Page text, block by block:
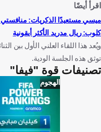
باريس سان جيرمان ضد آرسنال
باريس ضد باريس سان جيرمان
لانس ضد باريس سان جيرمان
المغرب
النرويج
البرازيل فرنسا
اقرأ أيضًا
ميسي مستعيدًا الذكريات:
كلوب: ريال مدريد الأكثر أيقونية
ويُعد هذا اللقاء العلني الأول بين
توثق هذه الجلسة الودية.
تصنيفات قوة "فيفا"
الهجوم